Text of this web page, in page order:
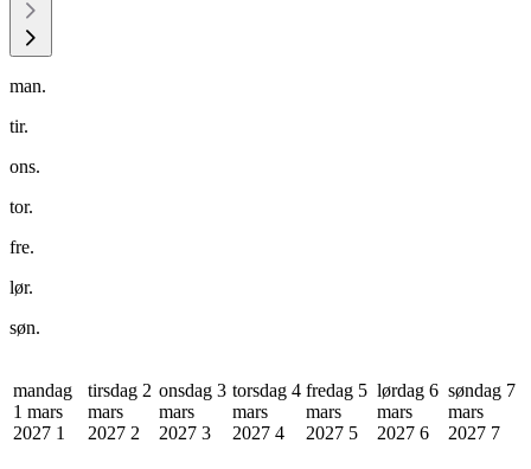
man.
tir.
ons.
tor.
fre.
lør.
søn.
mandag
1 mars
2027 1
tirsdag 2
mars
2027 2
onsdag 3
mars
2027 3
torsdag 4
mars
2027 4
fredag 5
mars
2027 5
lørdag 6
mars
2027 6
søndag 7
mars
2027 7